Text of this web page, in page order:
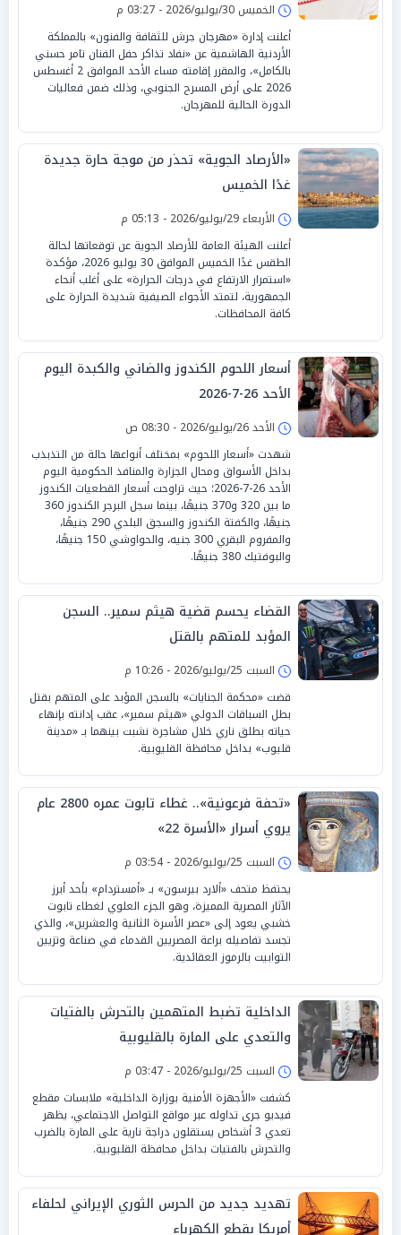
الخميس 30/يوليو/2026 - 03:27 م
أعلنت إدارة «مهرجان جرش للثقافة والفنون» بالمملكة
الأردنية الهاشمية عن «نفاد تذاكر حفل الفنان تامر حسني
بالكامل»، والمقرر إقامته مساء الأحد الموافق 2 أغسطس
2026 على أرض المسرح الجنوبي، وذلك ضمن فعاليات
الدورة الحالية للمهرجان.
«الأرصاد الجوية» تحذر من موجة حارة جديدة
غدًا الخميس
الأربعاء 29/يوليو/2026 - 05:13 م
أعلنت الهيئة العامة للأرصاد الجوية عن توقعاتها لحالة
الطقس غدًا الخميس الموافق 30 يوليو 2026، مؤكدة
«استمرار الارتفاع في درجات الحرارة» على أغلب أنحاء
الجمهورية، لتمتد الأجواء الصيفية شديدة الحرارة على
كافة المحافظات.
أسعار اللحوم الكندوز والضاني والكبدة اليوم
الأحد 26-7-2026
الأحد 26/يوليو/2026 - 08:30 ص
شهدت «أسعار اللحوم» بمختلف أنواعها حالة من التذبذب
بداخل الأسواق ومحال الجزارة والمنافذ الحكومية اليوم
الأحد 26-7-2026؛ حيث تراوحت أسعار القطعيات الكندوز
ما بين 320 و370 جنيهًا، بينما سجل البرجر الكندوز 360
جنيهًا، والكفتة الكندوز والسجق البلدي 290 جنيهًا،
والمفروم البقري 300 جنيه، والحواوشي 150 جنيهًا،
والبوفتيك 380 جنيهًا.
القضاء يحسم قضية هيثم سمير.. السجن
المؤبد للمتهم بالقتل
السبت 25/يوليو/2026 - 10:26 م
قضت «محكمة الجنايات» بالسجن المؤبد على المتهم بقتل
بطل السباقات الدولي «هيثم سمير»، عقب إدانته بإنهاء
حياته بطلق ناري خلال مشاجرة نشبت بينهما بـ «مدينة
قليوب» بداخل محافظة القليوبية.
«تحفة فرعونية».. غطاء تابوت عمره 2800 عام
يروي أسرار «الأسرة 22»
السبت 25/يوليو/2026 - 03:54 م
يحتفظ متحف «ألارد بيرسون» بـ «أمستردام» بأحد أبرز
الآثار المصرية المميزة، وهو الجزء العلوي لغطاء تابوت
خشبي يعود إلى «عصر الأسرة الثانية والعشرين»، والذي
تجسد تفاصيله براعة المصريين القدماء في صناعة وتزيين
التوابيت بالرموز العقائدية.
الداخلية تضبط المتهمين بالتحرش بالفتيات
والتعدي على المارة بالقليوبية
السبت 25/يوليو/2026 - 03:47 م
كشفت «الأجهزة الأمنية بوزارة الداخلية» ملابسات مقطع
فيديو جرى تداوله عبر مواقع التواصل الاجتماعي، يظهر
تعدي 3 أشخاص يستقلون دراجة نارية على المارة بالضرب
والتحرش بالفتيات بداخل محافظة القليوبية.
تهديد جديد من الحرس الثوري الإيراني لحلفاء
أمريكا بقطع الكهرباء